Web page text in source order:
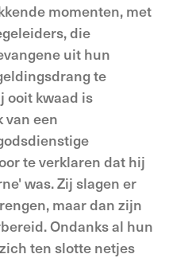
momenten, met
die
uit hun
te
ooit kwaad is
van een
te verklaren dat hij
was. Zij slagen er
maar dan zijn
Ondanks al hun
ten slotte netjes